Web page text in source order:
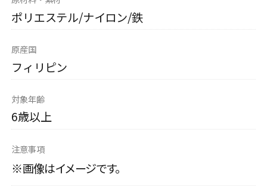
ポリエステル/ナイロン/鉄
原産国
フィリピン
対象年齢
6歳以上
注意事項
※画像はイメージです。